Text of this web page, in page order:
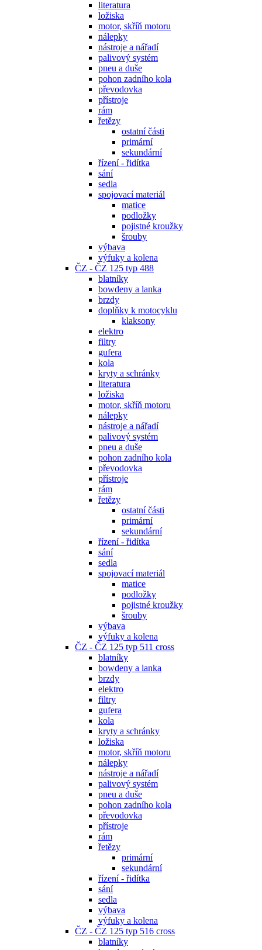
literatura
ložiska
motor, skříň motoru
nálepky
nástroje a nářadí
palivový systém
pneu a duše
pohon zadního kola
převodovka
přístroje
rám
řetězy
ostatní části
primární
sekundární
řízení - řidítka
sání
sedla
spojovací materiál
matice
podložky
pojistné kroužky
šrouby
výbava
výfuky a kolena
ČZ - ČZ 125 typ 488
blatníky
bowdeny a lanka
brzdy
doplňky k motocyklu
klaksony
elektro
filtry
gufera
kola
kryty a schránky
literatura
ložiska
motor, skříň motoru
nálepky
nástroje a nářadí
palivový systém
pneu a duše
pohon zadního kola
převodovka
přístroje
rám
řetězy
ostatní části
primární
sekundární
řízení - řidítka
sání
sedla
spojovací materiál
matice
podložky
pojistné kroužky
šrouby
výbava
výfuky a kolena
ČZ - ČZ 125 typ 511 cross
blatníky
bowdeny a lanka
brzdy
elektro
filtry
gufera
kola
kryty a schránky
ložiska
motor, skříň motoru
nálepky
nástroje a nářadí
palivový systém
pneu a duše
pohon zadního kola
převodovka
přístroje
rám
řetězy
primární
sekundární
řízení - řidítka
sání
sedla
výbava
výfuky a kolena
ČZ - ČZ 125 typ 516 cross
blatníky